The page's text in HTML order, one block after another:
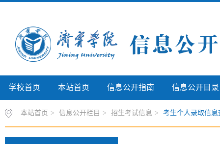
学校首页 本站首页 信息公开指南 信息公开目录
本站首页 > 信息公开栏目 > 招生考试信息 > 考生个人录取信